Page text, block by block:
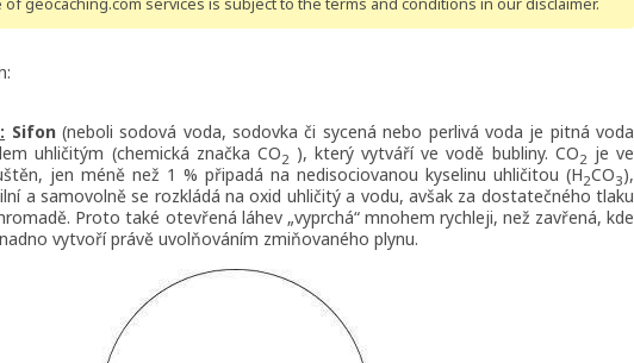
Sifon(neboli sodová voda, sodovka či sycená nebo perlivá voda je pitná voda
uhličitým (chemická značka CO2 ), který vytváří ve vodě bubliny. CO2 je ve
jen méně než 1 % připadá na nedisociovanou kyselinu uhličitou (H2CO3),
a samovolně se rozkládá na oxid uhličitý a vodu, avšak za dostatečného tlaku
Proto také otevřená láhev „vyprchá“ mnohem rychleji, než zavřená, kde
vytvoří právě uvolňováním zmiňovaného plynu.